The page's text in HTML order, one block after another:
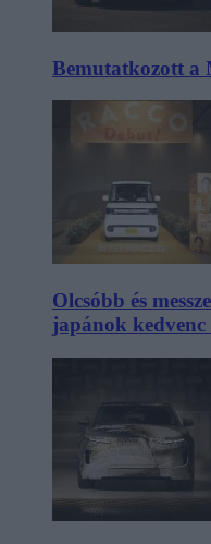
Bemutatkozott a
Olcsóbb és
japánok kedvenc